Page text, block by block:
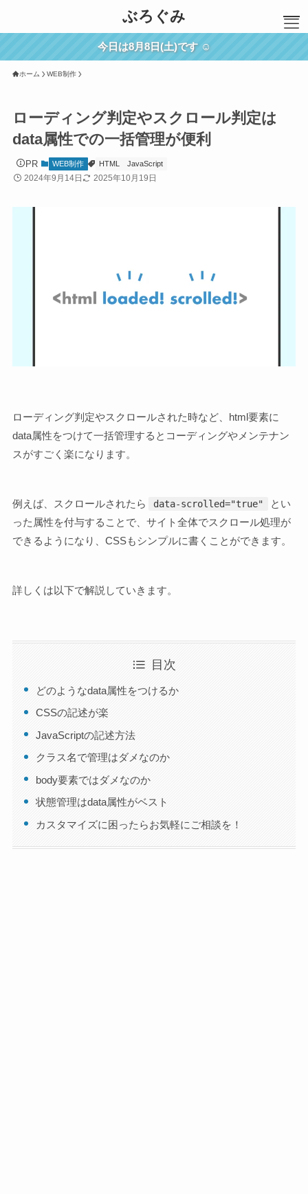
ホーム
WEB制作
ブログ運営
メモ
ぶろぐみ
今日は8月8日(土)です ☺︎
ホーム WEB制作
ローディング判定やスクロール判定は
data属性での一括管理が便利
PR WEB制作 HTML JavaScript
2024年9月14日 2025年10月19日
ローディング判定やスクロールされた時など、html要素に
data属性をつけて一括管理するとコーディングやメンテナン
スがすごく楽になります。
例えば、スクロールされたら data-scrolled="true"
とい
った属性を付与することで、サイト全体でスクロール処理が
できるようになり、CSSもシンプルに書くことができます。
詳しくは以下で解説していきます。
目次
どのようなdata属性をつけるか
CSSの記述が楽
JavaScriptの記述方法
クラス名で管理はダメなのか
body要素ではダメなのか
状態管理はdata属性がベスト
カスタマイズに困ったらお気軽にご相談を！